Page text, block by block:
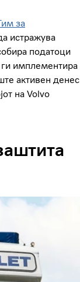
за
истражува
податоци
ги имплементира
активен денес
на Volvo